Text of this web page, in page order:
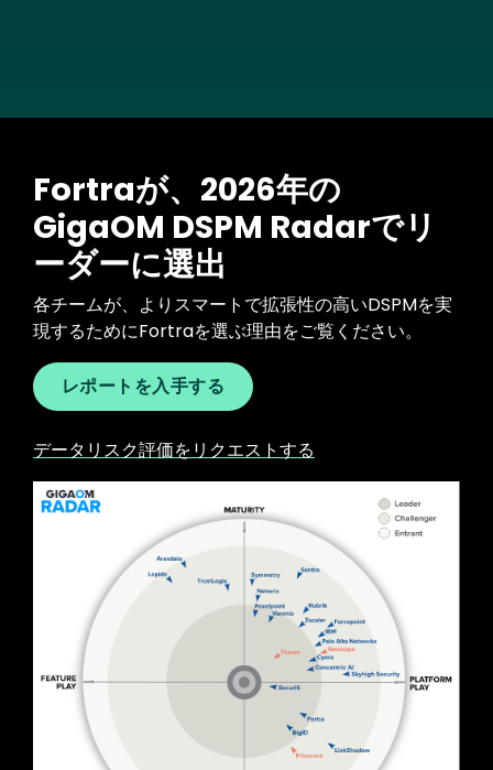
Fortraが、2026年の
GigaOM DSPM Radarでリ
ーダーに選出
各チームが、よりスマートで拡張性の高いDSPMを実
現するためにFortraを選ぶ理由をご覧ください。
レポートを入手する
データリスク評価をリクエストする
Image